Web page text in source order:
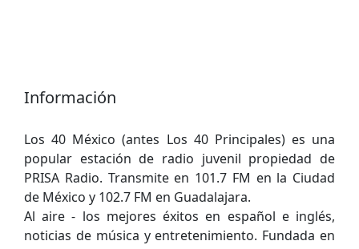
Información
Los 40 México (antes Los 40 Principales) es una
popular estación de radio juvenil propiedad de
PRISA Radio. Transmite en 101.7 FM en la Ciudad
de México y 102.7 FM en Guadalajara.
Al aire - los mejores éxitos en español e inglés,
noticias de música y entretenimiento. Fundada en